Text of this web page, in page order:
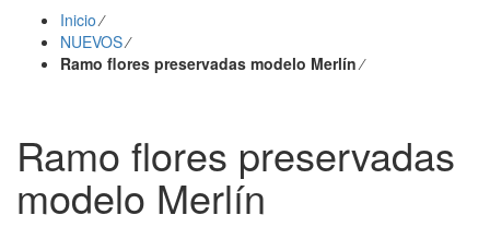
Inicio⁄
NUEVOS⁄
Ramo flores preservadas modelo Merlín⁄
Ramo flores preservadas
modelo Merlín